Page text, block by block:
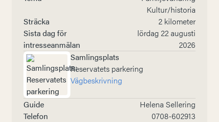
Kultur/historia
Sträcka
2 kilometer
Sista dag för
intresseanmälan
lördag 22 augusti
2026
Samlingsplats
Reservatets parkering
Vägbeskrivning
Guide
Helena Sellering
Telefon
0708-602913